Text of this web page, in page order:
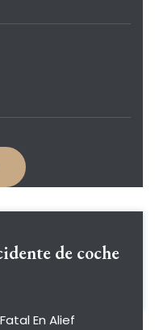
de coche
En Alief